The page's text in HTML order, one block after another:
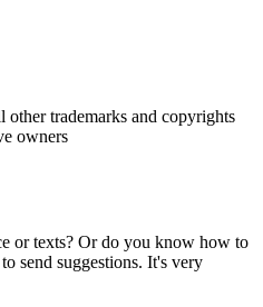
trademarks and copyrights
owners
or texts? Or do you know how to
send suggestions. It's very